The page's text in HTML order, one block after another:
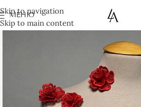
Skip to navigation
Skip to main content
МЕНЮ